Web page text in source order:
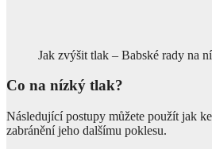
Jak zvýšit tlak – Babské rady na
Co na nízký tlak?
Následující postupy můžete použít jak
zabránění jeho dalšímu poklesu.